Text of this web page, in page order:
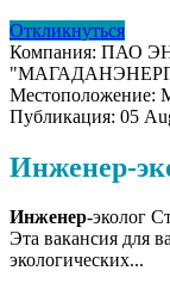
Откликнуться
Компания: ПАО
Местоположение:
Публикация: 05
Инженер-
Инженер-эколог
Эта вакансия для
экологических...